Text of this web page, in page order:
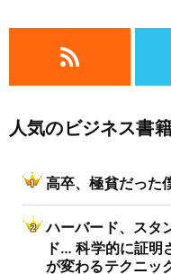
人気のビジネス書
高卒、極貧だった
ハーバード、スタ
ド… 科学的に証明
が変わるテクニッ